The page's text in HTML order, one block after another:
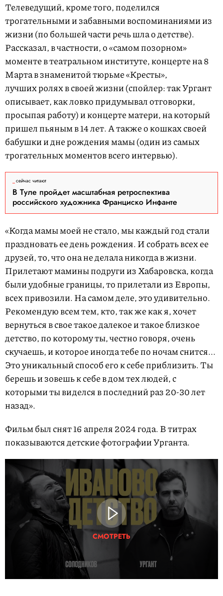
Телеведущий, кроме того, поделился
трогательными и забавными воспоминаниями из
жизни (по большей части речь шла о детстве).
Рассказал, в частности, о «самом позорном»
моменте в театральном институте, концерте на 8
Марта в знаменитой тюрьме «Кресты»,
лучших ролях в своей жизни (спойлер: так Ургант
описывает, как ловко придумывал отговорки,
просыпая работу) и концерте матери, на который
пришел пьяным в 14 лет. А также о кошках своей
бабушки и дне рождения мамы (один из самых
трогательных моментов всего интервью).
сейчас читают
В Туле пройдет масштабная ретроспектива
российского художника Франциско Инфанте
«Когда мамы моей не стало, мы каждый год стали
праздновать ее день рождения. И собрать всех ее
друзей, то, что она не делала никогда в жизни.
Прилетают мамины подруги из Хабаровска, когда
были удобные границы, то прилетали из Европы,
всех привозили. На самом деле, это удивительно.
Рекомендую всем тем, кто, так же как я, хочет
вернуться в свое такое далекое и такое близкое
детство, по которому ты, честно говоря, очень
скучаешь, и которое иногда тебе по ночам снится...
Это уникальный способ его к себе приблизить. Ты
берешь и зовешь к себе в дом тех людей, с
которыми ты виделся в последний раз 20-30 лет
назад».
Фильм был снят 16 апреля 2024 года. В титрах
показываются детские фотографии Урганта.
СМОТРЕТЬ